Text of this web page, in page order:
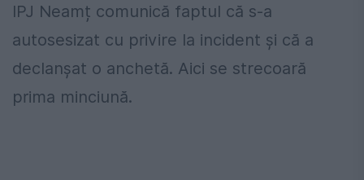
IPJ Neamț comunică faptul că s-a
autosesizat cu privire la incident și că a
declanșat o anchetă. Aici se strecoară
prima minciună.